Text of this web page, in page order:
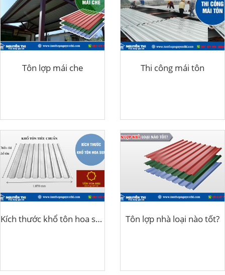
Tôn lợp mái che Thi công mái tôn
Kích thước khổ tôn hoa sen Tôn lợp nhà loại nào tốt?